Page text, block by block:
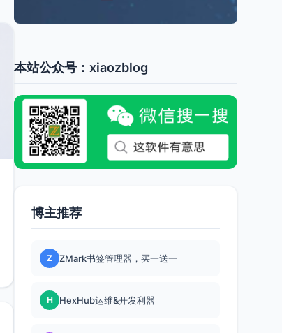
本站公众号：xiaozblog
博主推荐
Z ZMark书签管理器，买一送一
H HexHub运维&开发利器